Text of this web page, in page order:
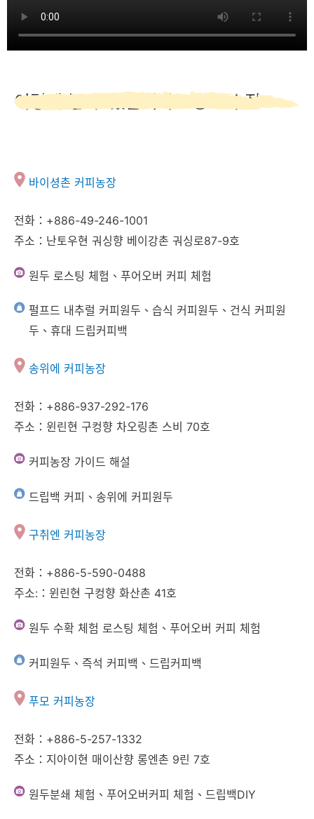
이렇게 놀 수 있습니다，경로 수집
바이셩촌 커피농장
전화：+886-49-246-1001
주소：난토우현 궈싱향 베이강촌 궈싱로87-9호
원두 로스팅 체험、푸어오버 커피 체험
펄프드 내추럴 커피원두、습식 커피원두、건식 커피원
두、휴대 드립커피백
송위에 커피농장
전화：+886-937-292-176
주소：윈린현 구컹향 차오링촌 스비 70호
커피농장 가이드 해설
드립백 커피、송위에 커피원두
구취엔 커피농장
전화：+886-5-590-0488
주소:：윈린현 구컹향 화산촌 41호
원두 수확 체험 로스팅 체험、푸어오버 커피 체험
커피원두、즉석 커피백、드립커피백
푸모 커피농장
전화：+886-5-257-1332
주소：지아이현 매이산향 롱엔촌 9린 7호
원두분쇄 체험、푸어오버커피 체험、드립백DIY